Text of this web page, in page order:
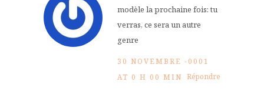
modèle la prochaine fois: tu
verras, ce sera un autre
genre
30 NOVEMBRE -0001
AT 0 H 00 MIN Répondre